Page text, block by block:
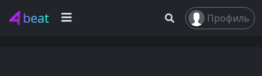
beat Профиль